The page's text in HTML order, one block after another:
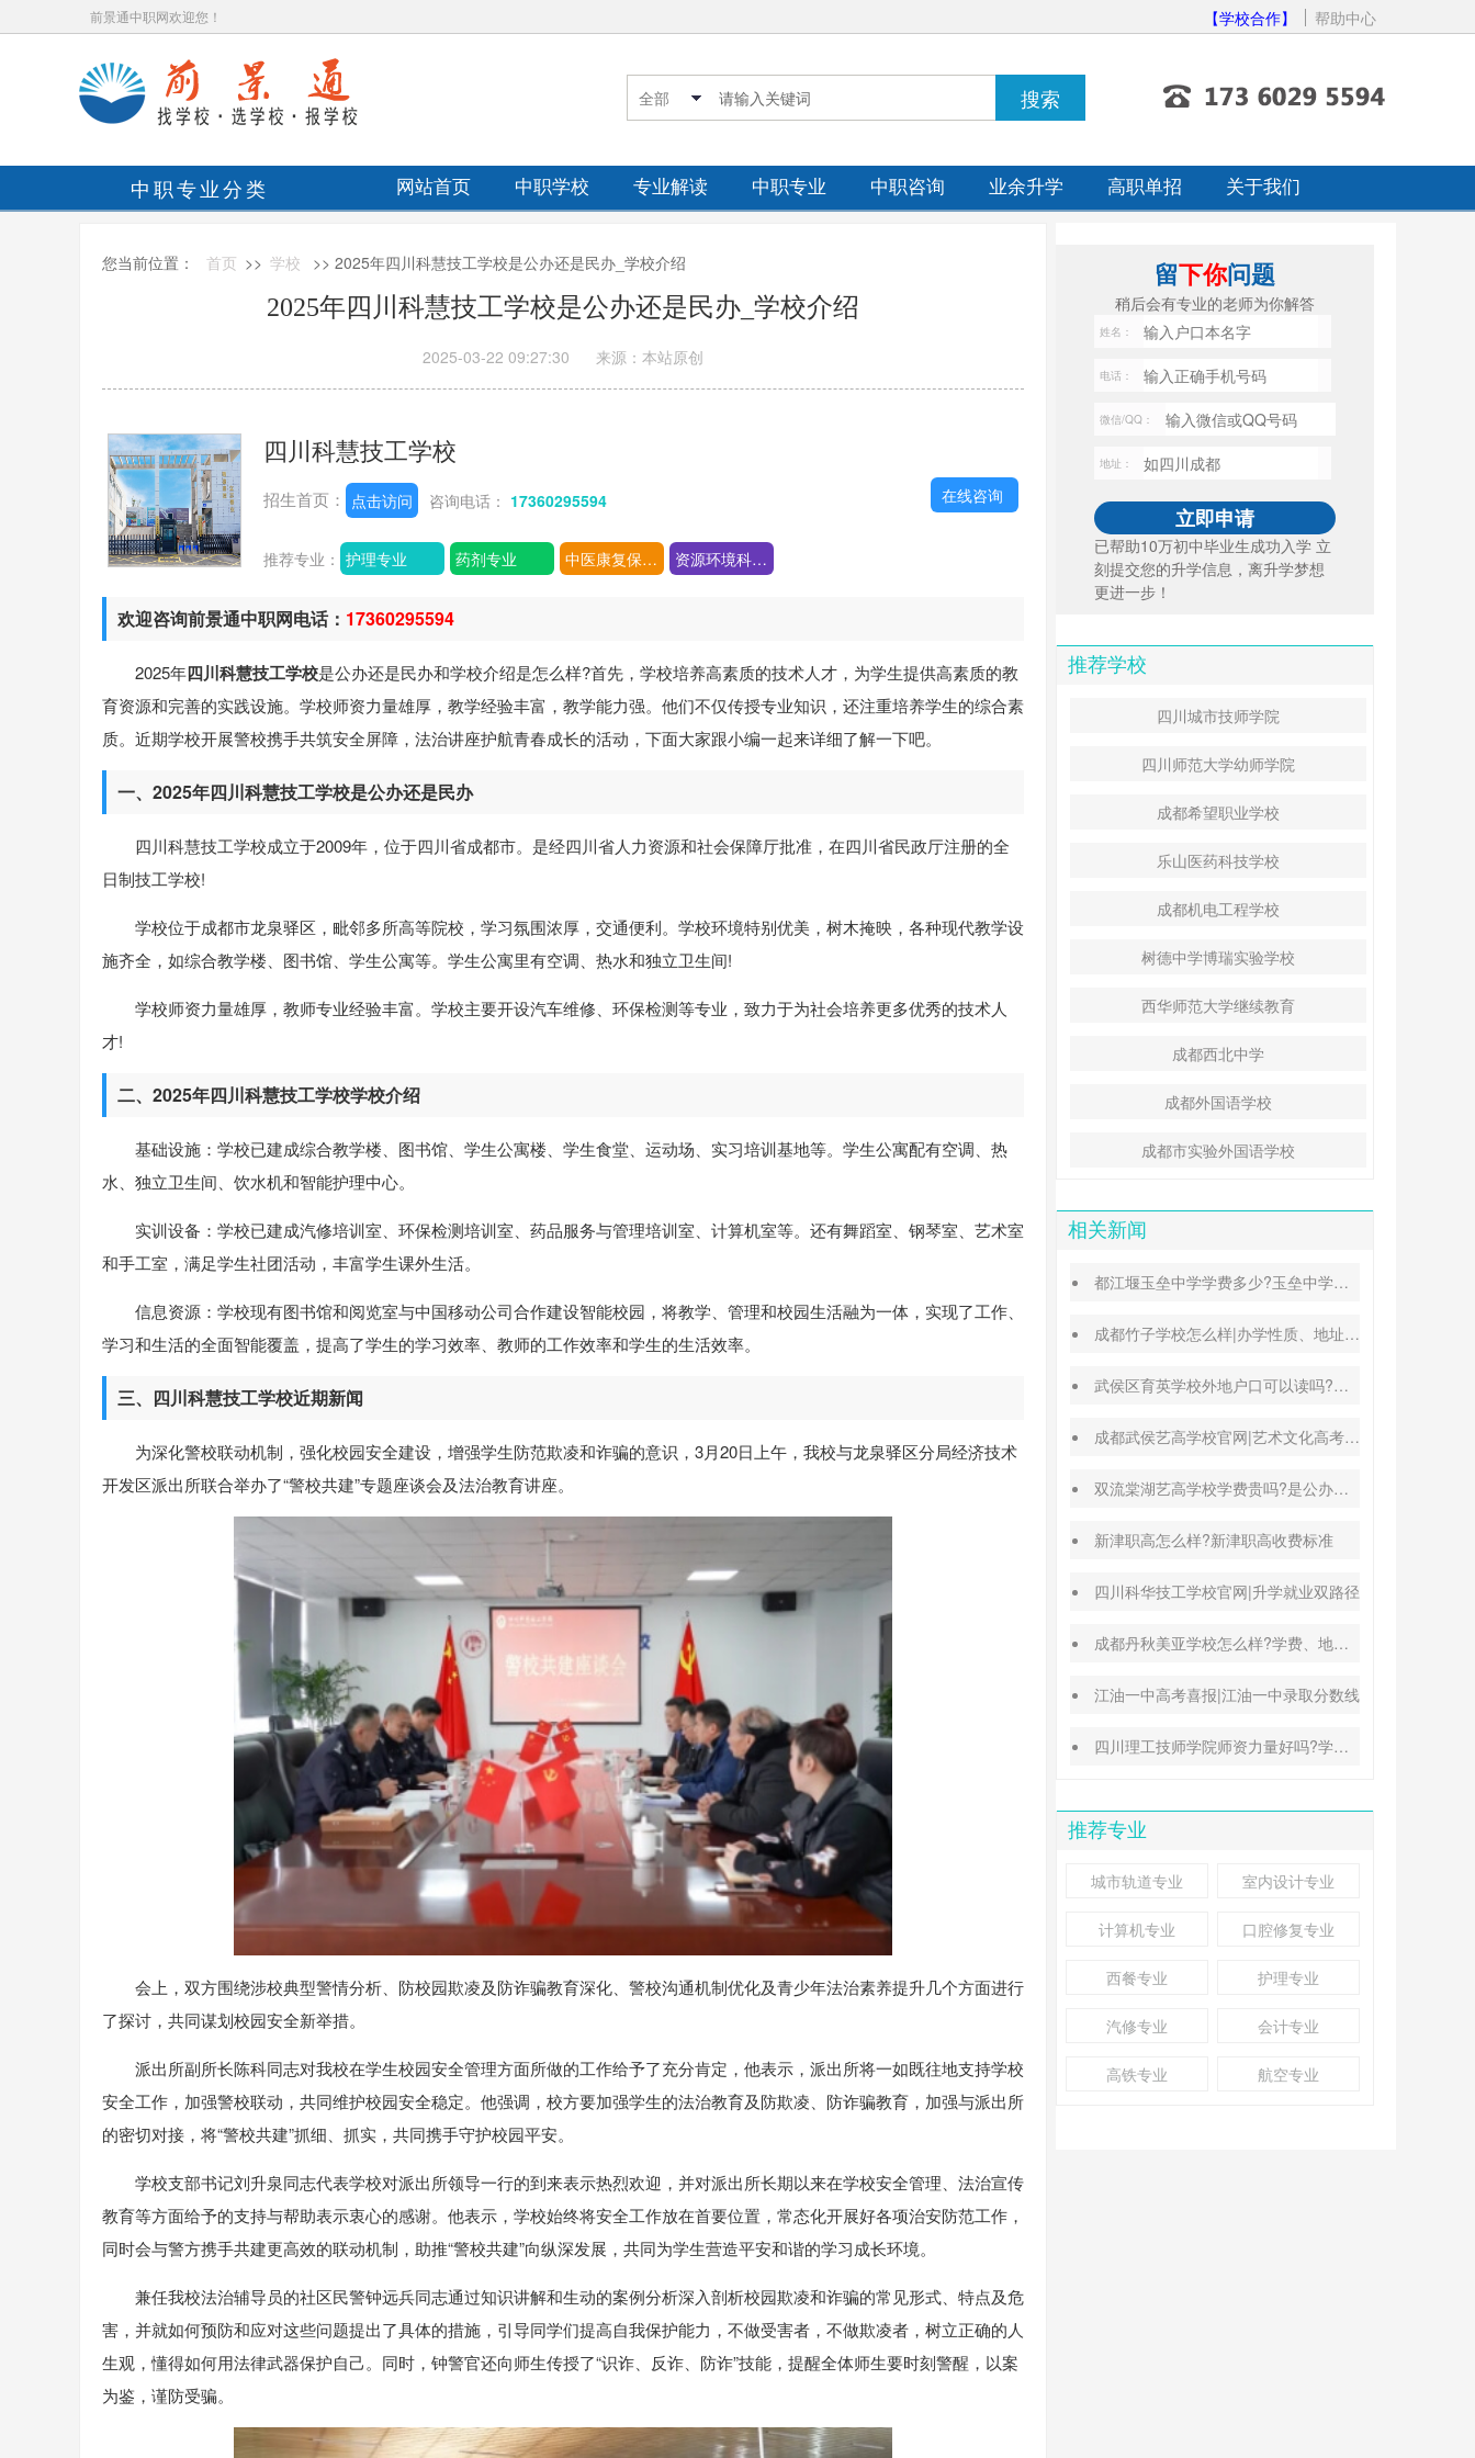
前景通中职网欢迎您！ 【学校合作】 帮助中心
中职专业分类 网站首页 中职学校 专业解读 中职专业 中职咨询 业余升学 高职单招 关于我们
您当前位置： 首页 >> 学校 >> 2025年四川科慧技工学校是公办还是民办_学校介绍
2025年四川科慧技工学校是公办还是民办_学校介绍
2025-03-22 09:27:30 来源：本站原创
四川科慧技工学校
招生首页： 点击访问 咨询电话： 17360295594
推荐专业： 护理专业 药剂专业 中医康复保健专业 资源环境科学专业
在线咨询
欢迎咨询前景通中职网电话： 17360295594
2025年四川科慧技工学校是公办还是民办和学校介绍是怎么样?首先，学校培养高素质的技术人才，为学生提供高素质的教
育资源和完善的实践设施。学校师资力量雄厚，教学经验丰富，教学能力强。他们不仅传授专业知识，还注重培养学生的综合素
质。近期学校开展警校携手共筑安全屏障，法治讲座护航青春成长的活动，下面大家跟小编一起来详细了解一下吧。
一、2025年四川科慧技工学校是公办还是民办
四川科慧技工学校成立于2009年，位于四川省成都市。是经四川省人力资源和社会保障厅批准，在四川省民政厅注册的全
日制技工学校!
学校位于成都市龙泉驿区，毗邻多所高等院校，学习氛围浓厚，交通便利。学校环境特别优美，树木掩映，各种现代教学设
施齐全，如综合教学楼、图书馆、学生公寓等。学生公寓里有空调、热水和独立卫生间!
学校师资力量雄厚，教师专业经验丰富。学校主要开设汽车维修、环保检测等专业，致力于为社会培养更多优秀的技术人
才!
二、2025年四川科慧技工学校学校介绍
基础设施：学校已建成综合教学楼、图书馆、学生公寓楼、学生食堂、运动场、实习培训基地等。学生公寓配有空调、热
水、独立卫生间、饮水机和智能护理中心。
实训设备：学校已建成汽修培训室、环保检测培训室、药品服务与管理培训室、计算机室等。还有舞蹈室、钢琴室、艺术室
和手工室，满足学生社团活动，丰富学生课外生活。
信息资源：学校现有图书馆和阅览室与中国移动公司合作建设智能校园，将教学、管理和校园生活融为一体，实现了工作、
学习和生活的全面智能覆盖，提高了学生的学习效率、教师的工作效率和学生的生活效率。
三、四川科慧技工学校近期新闻
为深化警校联动机制，强化校园安全建设，增强学生防范欺凌和诈骗的意识，3月20日上午，我校与龙泉驿区分局经济技术
开发区派出所联合举办了“警校共建”专题座谈会及法治教育讲座。
会上，双方围绕涉校典型警情分析、防校园欺凌及防诈骗教育深化、警校沟通机制优化及青少年法治素养提升几个方面进行
了探讨，共同谋划校园安全新举措。
派出所副所长陈科同志对我校在学生校园安全管理方面所做的工作给予了充分肯定，他表示，派出所将一如既往地支持学校
安全工作，加强警校联动，共同维护校园安全稳定。他强调，校方要加强学生的法治教育及防欺凌、防诈骗教育，加强与派出所
的密切对接，将“警校共建”抓细、抓实，共同携手守护校园平安。
学校支部书记刘升泉同志代表学校对派出所领导一行的到来表示热烈欢迎，并对派出所长期以来在学校安全管理、法治宣传
教育等方面给予的支持与帮助表示衷心的感谢。他表示，学校始终将安全工作放在首要位置，常态化开展好各项治安防范工作，
同时会与警方携手共建更高效的联动机制，助推“警校共建”向纵深发展，共同为学生营造平安和谐的学习成长环境。
兼任我校法治辅导员的社区民警钟远兵同志通过知识讲解和生动的案例分析深入剖析校园欺凌和诈骗的常见形式、特点及危
害，并就如何预防和应对这些问题提出了具体的措施，引导同学们提高自我保护能力，不做受害者，不做欺凌者，树立正确的人
生观，懂得如何用法律武器保护自己。同时，钟警官还向师生传授了“识诈、反诈、防诈”技能，提醒全体师生要时刻警醒，以案
为鉴，谨防受骗。
留下你问题
稍后会有专业的老师为你解答
姓名：
电话：
微信/QQ：
地址：
已帮助10万初中毕业生成功入学 立
刻提交您的升学信息，离升学梦想
更进一步！
推荐学校
四川城市技师学院
四川师范大学幼师学院
成都希望职业学校
乐山医药科技学校
成都机电工程学校
树德中学博瑞实验学校
西华师范大学继续教育
成都西北中学
成都外国语学校
成都市实验外国语学校
相关新闻
都江堰玉垒中学学费多少?玉垒中学录取分数线
成都竹子学校怎么样|办学性质、地址、学费汇总
武侯区育英学校外地户口可以读吗?转学插班条件
成都武侯艺高学校官网|艺术文化高考班能高考吗
双流棠湖艺高学校学费贵吗?是公办还是民办
新津职高怎么样?新津职高收费标准
四川科华技工学校官网|升学就业双路径
成都丹秋美亚学校怎么样?学费、地址、办学特色汇总
江油一中高考喜报|江油一中录取分数线
四川理工技师学院师资力量好吗?学校地址在哪里
推荐专业
城市轨道专业 室内设计专业
计算机专业 口腔修复专业
西餐专业 护理专业
汽修专业 会计专业
高铁专业 航空专业